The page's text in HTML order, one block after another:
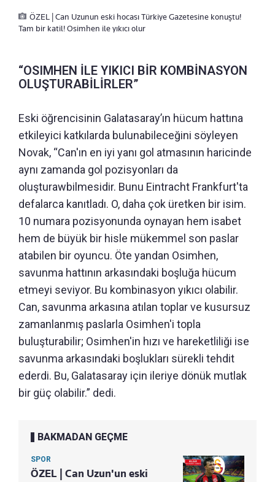
ÖZEL | Can Uzunun eski hocası Türkiye Gazetesine konuştu!
Tam bir katil! Osimhen ile yıkıcı olur
“OSIMHEN İLE YIKICI BİR KOMBİNASYON
OLUŞTURABİLİRLER”
Eski öğrencisinin Galatasaray’ın hücum hattına
etkileyici katkılarda bulunabileceğini söyleyen
Novak, “Can'ın en iyi yanı gol atmasının haricinde
aynı zamanda gol pozisyonları da
oluşturawbilmesidir. Bunu Eintracht Frankfurt'ta
defalarca kanıtladı. O, daha çok üretken bir isim.
10 numara pozisyonunda oynayan hem isabet
hem de büyük bir hisle mükemmel son paslar
atabilen bir oyuncu. Öte yandan Osimhen,
savunma hattının arkasındaki boşluğa hücum
etmeyi seviyor. Bu kombinasyon yıkıcı olabilir.
Can, savunma arkasına atılan toplar ve kusursuz
zamanlanmış paslarla Osimhen'i topla
buluşturabilir; Osimhen'in hızı ve hareketliliği ise
savunma arkasındaki boşlukları sürekli tehdit
ederdi. Bu, Galatasaray için ileriye dönük mutlak
bir güç olabilir.” dedi.
BAKMADAN GEÇME
SPOR
ÖZEL | Can Uzun'un eski